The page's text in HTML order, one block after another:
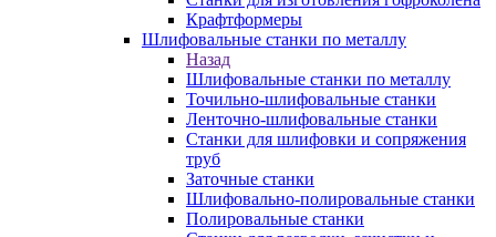
Крафтформеры
Шлифовальные станки по металлу
Назад
Шлифовальные станки по металлу
Точильно-шлифовальные станки
Ленточно-шлифовальные станки
Станки для шлифовки и сопряжения
труб
Заточные станки
Шлифовально-полировальные станки
Полировальные станки